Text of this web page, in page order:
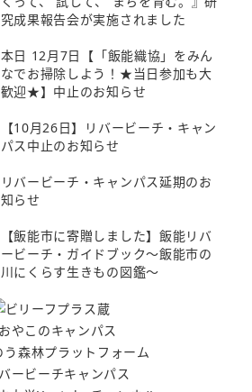
究成果報告会が実施されました
本日 12月7日【「飯能織協」をみん
なでお掃除しよう！★当日参加も大
歓迎★】中止のお知らせ
【10月26日】リバービーチ・キャン
パス中止のお知らせ
リバービーチ・キャンパス延期のお
知らせ
【飯能市に寄贈しました】飯能リバ
ービーチ・ガイドブック～飯能市の
川にくらす生きもの図鑑～